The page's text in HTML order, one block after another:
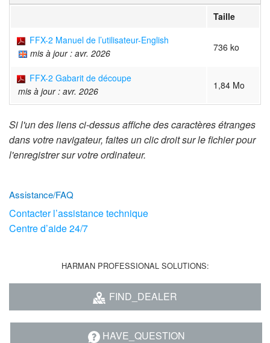
Formation
Support
Langue/Région
Taille
FFX-2 Manuel de l’utilisateur-English
mis à jour : avr. 2026
736 ko
FFX-2 Gabarit de découpe
mis à jour : avr. 2026
1,84 Mo
Si l'un des liens ci-dessus affiche des caractères étranges
dans votre navigateur, faites un clic droit sur le fichier pour
l'enregistrer sur votre ordinateur.
Assistance/FAQ
Contacter l’assistance technique
Centre d’aide 24/7
HARMAN PROFESSIONAL SOLUTIONS:
FIND_DEALER
HAVE_QUESTION